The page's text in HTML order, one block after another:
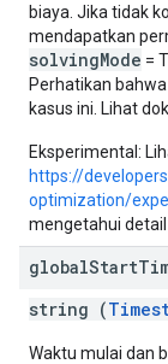
biaya. Jika tidak
mendapatkan
solvingMode =
Perhatikan
kasus ini. Lihat
Eksperimental:
https://
optimization/
mengetahui detail
globalStart
string (
Waktu mulai dan